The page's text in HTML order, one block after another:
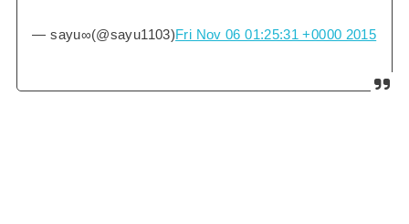
— sayu∞(@sayu1103)Fri Nov 06 01:25:31 +0000 2015